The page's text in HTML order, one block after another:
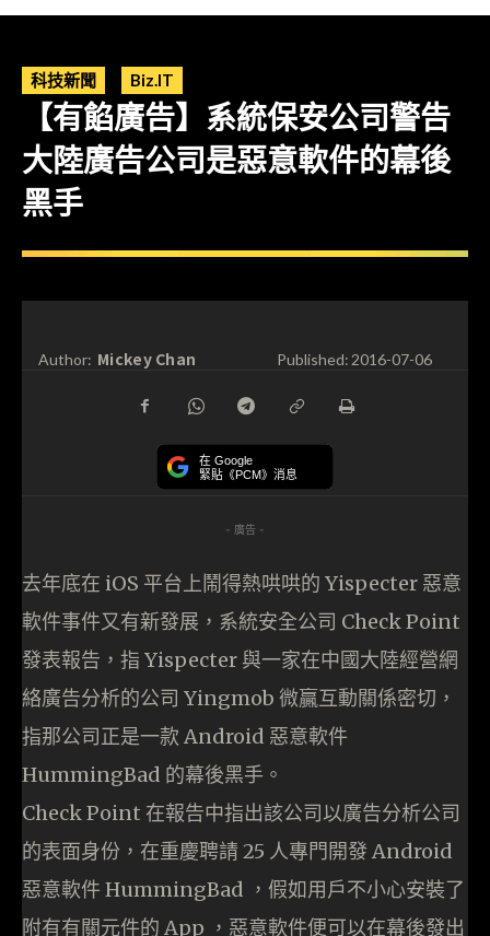
科技新聞 Biz.IT
【有餡廣告】系統保安公司警告
大陸廣告公司是惡意軟件的幕後
黑手
Author: Mickey Chan Published:2016-07-06
在 Google
緊貼《PCM》消息
- 廣告 -
去年底在 iOS 平台上鬧得熱哄哄的 Yispecter 惡意
軟件事件又有新發展，系統安全公司 Check Point
發表報告，指 Yispecter 與一家在中國大陸經營網
絡廣告分析的公司 Yingmob 微贏互動關係密切，
指那公司正是一款 Android 惡意軟件
HummingBad 的幕後黑手。
Check Point 在報告中指出該公司以廣告分析公司
的表面身份，在重慶聘請 25 人專門開發 Android
惡意軟件 HummingBad ，假如用戶不小心安裝了
附有有關元件的 App ，惡意軟件便可以在幕後發出